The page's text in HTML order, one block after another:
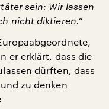
sein: Wir lassen
nicht diktieren.“
er erklärt, dass die
dürften, dass
zu denken